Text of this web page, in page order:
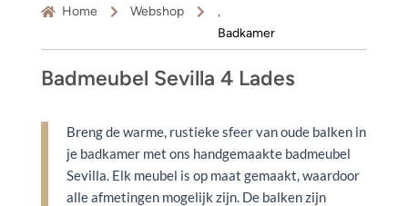
Home Webshop
,
Badkamer
Badmeubel Sevilla 4 Lades
Breng de warme, rustieke sfeer van oude balken in
je badkamer met ons handgemaakte badmeubel
Sevilla. Elk meubel is op maat gemaakt, waardoor
alle afmetingen mogelijk zijn. De balken zijn